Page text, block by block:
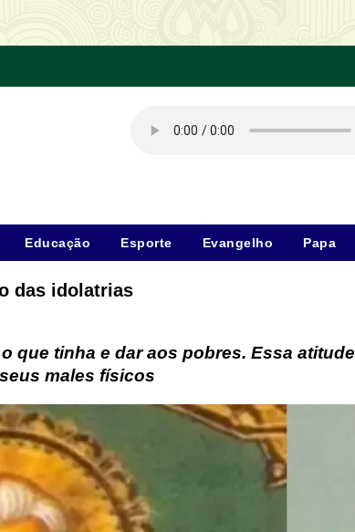
Educação Esporte Evangelho Papa
das idolatrias
que tinha e dar aos pobres. Essa atitude
males físicos